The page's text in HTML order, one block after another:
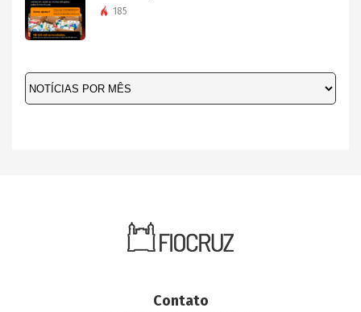
185
Contato